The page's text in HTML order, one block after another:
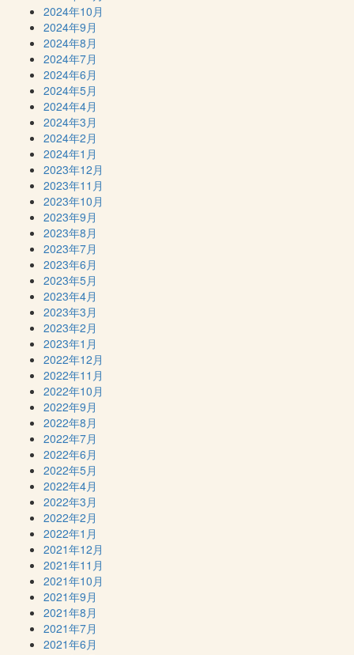
2024年10月
2024年9月
2024年8月
2024年7月
2024年6月
2024年5月
2024年4月
2024年3月
2024年2月
2024年1月
2023年12月
2023年11月
2023年10月
2023年9月
2023年8月
2023年7月
2023年6月
2023年5月
2023年4月
2023年3月
2023年2月
2023年1月
2022年12月
2022年11月
2022年10月
2022年9月
2022年8月
2022年7月
2022年6月
2022年5月
2022年4月
2022年3月
2022年2月
2022年1月
2021年12月
2021年11月
2021年10月
2021年9月
2021年8月
2021年7月
2021年6月